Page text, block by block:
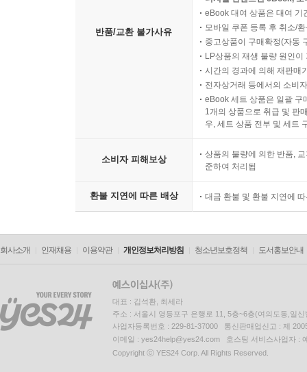
반품/교환 불가사유
eBook 대여 상품은 대여 기
모바일 쿠폰 등록 후 취소/
중고상품이 구매확정(자동
LP상품의 재생 불량 원인
시간의 경과에 의해 재판매
전자상거래 등에서의 소비
eBook 세트 상품은 일괄 구
1개의 상품으로 취급 및 판
우, 세트 상품 전부 및 세트
소비자 피해보상
상품의 불량에 의한 반품,
준하여 처리됨
환불 지연에 따른 배상 대금 환불 및 환불 지연에
회사소개 인재채용 이용약관 개인정보처리방침 청소년보호정책 도서홍보안내
대표 : 김석환, 최세라
주소 : 서울시 영등포구 은행로 11, 5층~6층(여의도동,일신
사업자등록번호 : 229-81-37000 통신판매업신고 : 제
이메일 : yes24help@yes24.com 호스팅 서비스사업자 :
Copyright ⓒ YES24 Corp. All Rights Reserved.